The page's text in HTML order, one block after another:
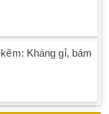
Kháng gỉ, bám